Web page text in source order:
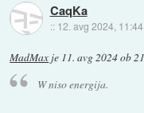
CaqKa
:: 12. avg 2024, 11:44
MadMax je 11. avg 2024 ob
W niso energija.